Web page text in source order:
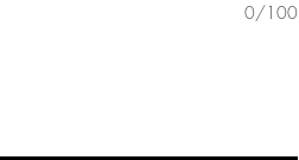
0/100